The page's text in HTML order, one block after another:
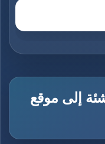
إلى موقع